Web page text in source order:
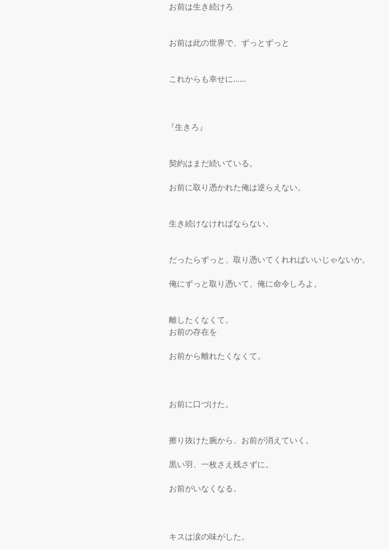
お前は生き続けろ
お前は此の世界で、ずっとずっと
これからも幸せに……
『生きろ』
契約はまだ続いている。
お前に取り憑かれた俺は逆らえない。
生き続けなければならない。
だったらずっと、取り憑いてくれれぱいいじゃないか。
俺にずっと取り憑いて、俺に命令しろよ。
離したくなくて。
お前の存在を
お前から離れたくなくて。
お前に口づけた。
擦り抜けた腕から、お前が消えていく。
黒い羽、一枚さえ残さずに。
お前がいなくなる。
キスは涙の味がした。